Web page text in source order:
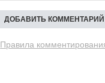
Правила